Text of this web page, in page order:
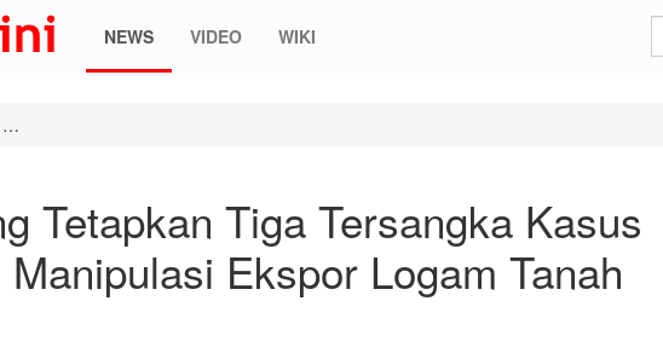
NEWS VIDEO WIKI
Tetapkan Tiga Tersangka Kasus
Manipulasi Ekspor Logam Tanah